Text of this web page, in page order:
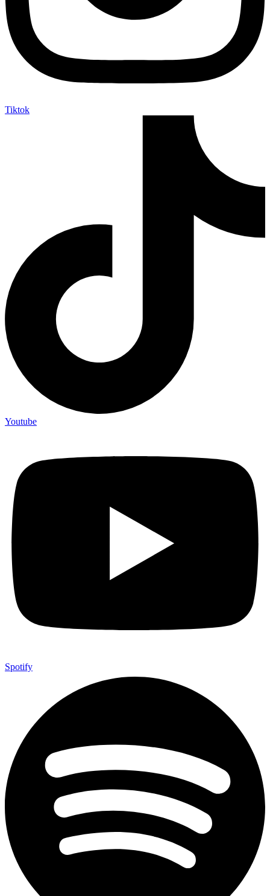
Tiktok
Youtube
Spotify